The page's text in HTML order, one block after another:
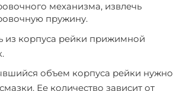
механизма, извлечь
пружину.
из корпуса рейки прижимной
объем корпуса рейки нужно
Ее количество зависит от